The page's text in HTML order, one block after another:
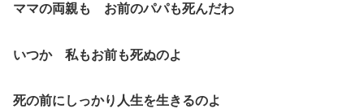
ママの両親も お前のパパも死んだわ
いつか 私もお前も死ぬのよ
死の前にしっかり人生を生きるのよ